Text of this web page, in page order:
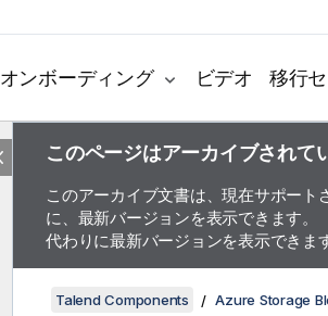
オンボーディング ビデオ 移行
このページはアーカイブされて
このアーカイブ文書は、現在サポート
に、最新バージョンを表示できます。
代わりに最新バージョンを表示できま
Talend Components Azure Storage